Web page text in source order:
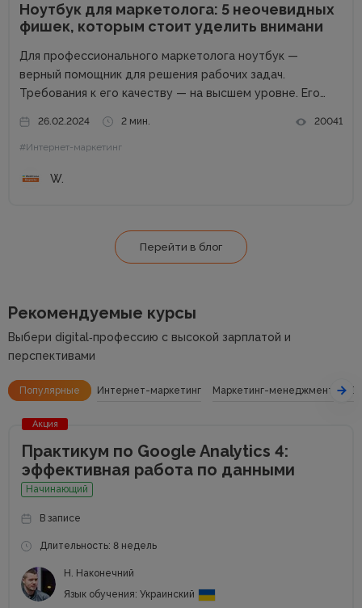
Ноутбук для маркетолога: 5 неочевидных
фишек, которым стоит уделить внимани
Для профессионального маркетолога ноутбук —
верный помощник для решения рабочих задач.
Требования к его качеству — на высшем уровне. Его
успехам. Добротный комплект «железа» — даже не
обсуждается. Без продвинутого процессора, топовой
26.02.2024 2 мин. 20041
#Интернет-маркетинг
W.
Перейти в блог
Рекомендуемые курсы
Выбери digital‑профессию с высокой зарплатой и
перспективами
Популярные Интернет-маркетинг Маркетинг-менеджмент
Акция
Практикум по Google Analytics 4:
эффективная работа по данными
Начинающий
В записе
Длительность: 8 недель
Н. Наконечний
Язык обучения: Украинский